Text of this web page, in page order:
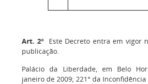
Art. 2ºEste Decreto entra em vigor
publicação.
Palácio da Liberdade, em Belo
janeiro de 2009; 221° da